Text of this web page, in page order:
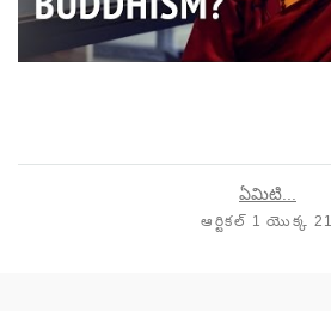
ఏమిటి...
ఆర్టికల్ 1 యొక్క 21